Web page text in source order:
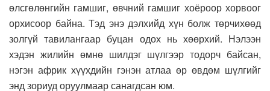
өлсгөлөнгийн гамшиг, өвчний гамшиг хоёроор хорвоог
орхисоор байна. Тэд энэ дэлхийд хүн болж төрчихөөд
золгүй тавилангаар буцан одох нь хөөрхий. Нэлээн
хэдэн жилийн өмнө шилдэг шүлгээр тодорч байсан,
нэгэн африк хүүхдийн гэнэн атлаа өр өвдөм шүлгийг
энд зориуд оруулмаар санагдсан юм.